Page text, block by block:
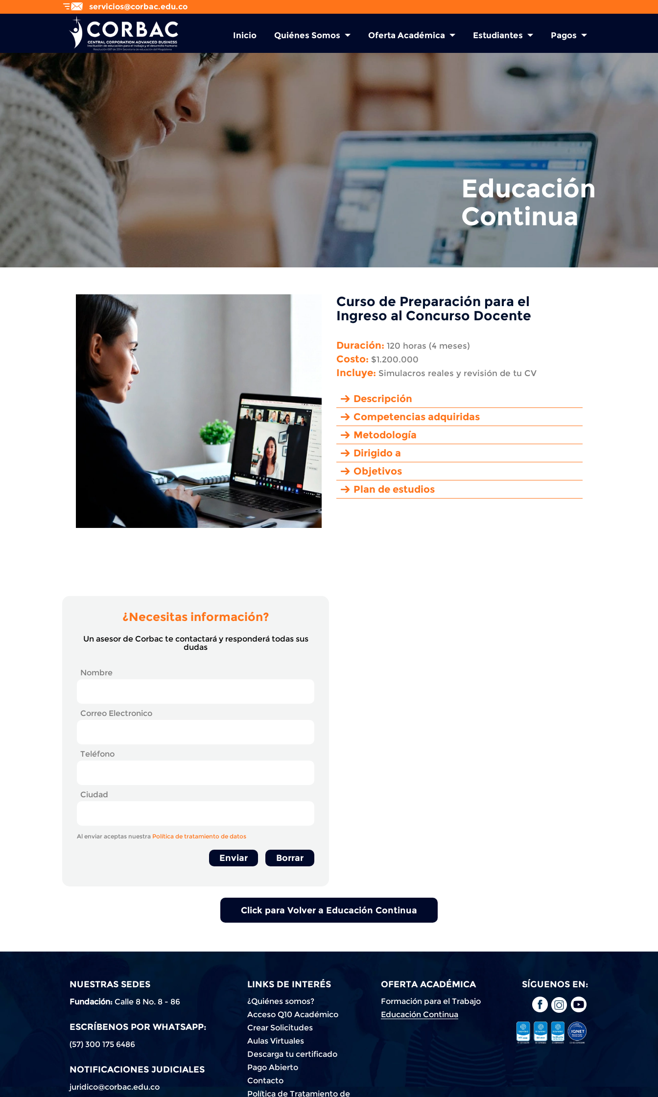
servicios@corbac.edu.co
Inicio Quiénes Somos Oferta Académica Estudiantes Pagos
Educación
Continua
Curso de Preparación para el
Ingreso al Concurso Docente
Duración: 120 horas (4 meses)
Costo: $1.200.000
Incluye: Simulacros reales y revisión de tu CV
Descripción
Competencias adquiridas
Metodología
Dirigido a
Objetivos
Plan de estudios
¿Necesitas información?
Un asesor de Corbac te contactará y responderá todas sus
dudas
Nombre
Correo Electronico
Teléfono
Ciudad
Al enviar aceptas nuestra Política de tratamiento de datos
Click para Volver a Educación Continua
NUESTRAS SEDES
Fundación: Calle 8 No. 8 - 86
ESCRÍBENOS POR WHATSAPP:
(57) 300 175 6486
NOTIFICACIONES JUDICIALES
juridico@corbac.edu.co
LINKS DE INTERÉS
¿Quiénes somos?
Acceso Q10 Académico
Crear Solicitudes
Aulas Virtuales
Descarga tu certificado
Pago Abierto
Contacto
Política de Tratamiento de
OFERTA ACADÉMICA
Formación para el Trabajo
Educación Continua
SÍGUENOS EN: